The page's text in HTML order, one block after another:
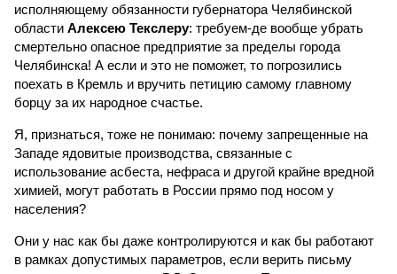
исполняющему обязанности губернатора Челябинской
области Алексею Текслеру: требуем-де вообще убрать
смертельно опасное предприятие за пределы города
Челябинска! А если и это не поможет, то погрозились
поехать в Кремль и вручить петицию самому главному
борцу за их народное счастье.
Я, признаться, тоже не понимаю: почему запрещенные на
Западе ядовитые производства, связанные с
использование асбеста, нефраса и другой крайне вредной
химией, могут работать в России прямо под носом у
населения?
Они у нас как бы даже контролируются и как бы работают
в рамках допустимых параметров, если верить письму